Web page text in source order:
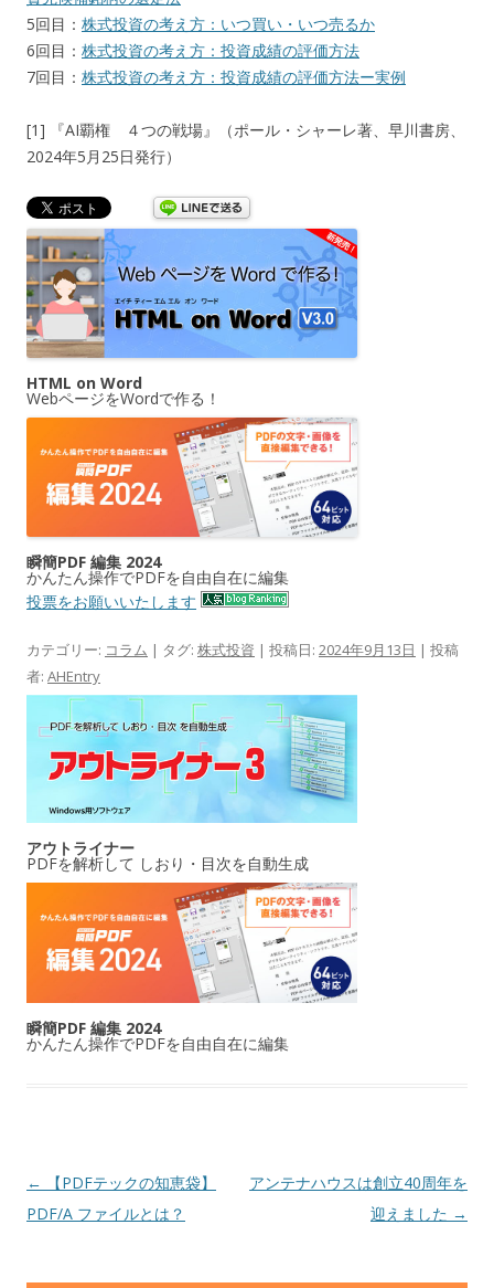
5回目： 株式投資の考え方：いつ買い・いつ売るか
6回目： 株式投資の考え方：投資成績の評価方法
7回目： 株式投資の考え方：投資成績の評価方法ー実例
[1] 『AI覇権 ４つの戦場』（ポール・シャーレ著、早川書房、
2024年5月25日発行）
HTML on Word
WebページをWordで作る！
瞬簡PDF 編集 2024
かんたん操作でPDFを自由自在に編集
投票をお願いいたします
カテゴリー: コラム | タグ: 株式投資 | 投稿日: 2024年9月13日 | 投稿
者: AHEntry
アウトライナー
PDFを解析して しおり・目次を自動生成
瞬簡PDF 編集 2024
かんたん操作でPDFを自由自在に編集
投稿ナビゲーション
←
【PDFテックの知恵袋】
PDF/A ファイルとは？
アンテナハウスは創立40周年を
迎えました →